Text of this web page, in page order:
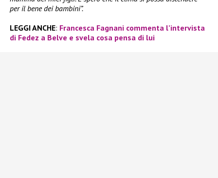
per il bene dei bambini”.
LEGGI ANCHE: Francesca Fagnani commenta l’intervista
di Fedez a Belve e svela cosa pensa di lui